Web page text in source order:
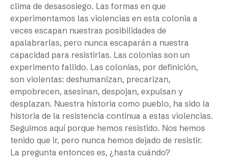
clima de desasosiego. Las formas en que
experimentamos las violencias en esta colonia a
veces escapan nuestras posibilidades de
apalabrarlas, pero nunca escaparán a nuestra
capacidad para resistirlas. Las colonias son un
experimento fallido. Las colonias, por definición,
son violentas: deshumanizan, precarizan,
empobrecen, asesinan, despojan, expulsan y
desplazan. Nuestra historia como pueblo, ha sido la
historia de la resistencia continua a estas violencias.
Seguimos aquí porque hemos resistido. Nos hemos
tenido que ir, pero nunca hemos dejado de resistir.
La pregunta entonces es, ¿hasta cuándo?